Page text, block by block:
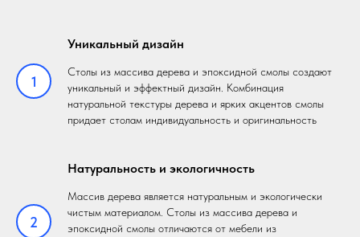
1
Уникальный дизайн
Столы из массива дерева и эпоксидной смолы создают
уникальный и эффектный дизайн. Комбинация
натуральной текстуры дерева и ярких акцентов смолы
придает столам индивидуальность и оригинальность
2
Натуральность и экологичность
Массив дерева является натуральным и экологически
чистым материалом. Столы из массива дерева и
эпоксидной смолы отличаются от мебели из